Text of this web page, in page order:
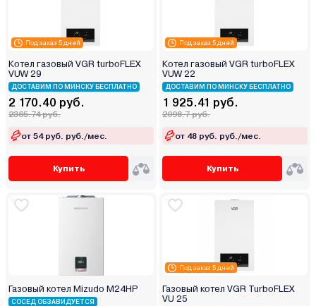
Под заказ 5 дней
Котел газовый VGR turboFLEX
VUW 29
ДОСТАВИМ ПО МИНСКУ БЕСПЛАТНО
2 170.40 руб.
2365.74 руб.
от 54 руб. руб./мес.
Купить
Под заказ 5 дней
Котел газовый VGR turboFLEX
VUW 22
ДОСТАВИМ ПО МИНСКУ БЕСПЛАТНО
1 925.41 руб.
2098.7 руб.
от 48 руб. руб./мес.
Купить
Газовый котел Mizudo M24HP
СОСЕД ОБЗАВИДУЕТСЯ
Под заказ 5 дней
Газовый котел VGR TurboFLEX
VU 25